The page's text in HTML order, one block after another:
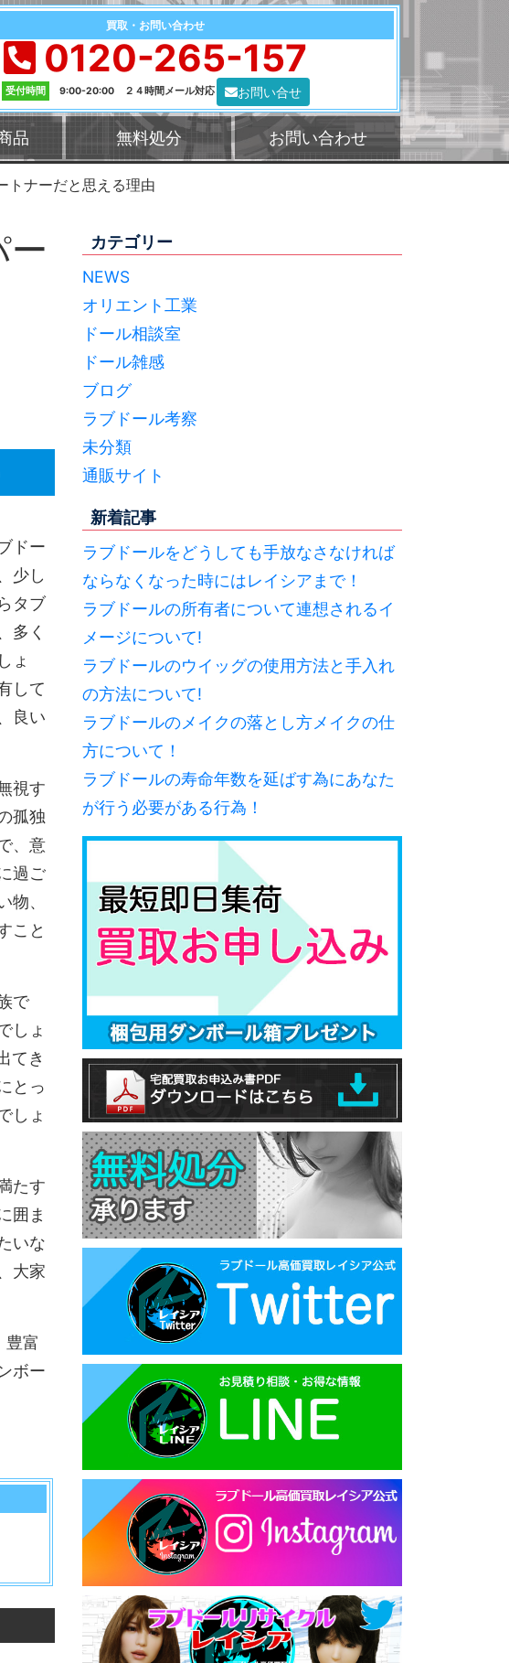
買取・お問い合わせ
0120-265-157
受付時間 9:00-20:00 ２４時間メール対応 お問い合せ
品 無料処分 お問い合わせ
トナーだと思える理由
ー
ドー
少し
タブ
多く
ょ
して
良い
視す
孤独
、意
過ご
、
こと
で
しょ
てき
とっ
しょ
たす
囲ま
いな
大家
豊富
ボー
カテゴリー
NEWS
オリエント工業
ドール相談室
ドール雑感
ブログ
ラブドール考察
未分類
通販サイト
新着記事
ラブドールをどうしても手放なさなければ
ならなくなった時にはレイシアまで！
ラブドールの所有者について連想されるイ
メージについて!
ラブドールのウイッグの使用方法と手入れ
の方法について!
ラブドールのメイクの落とし方メイクの仕
方について！
ラブドールの寿命年数を延ばす為にあなた
が行う必要がある行為！